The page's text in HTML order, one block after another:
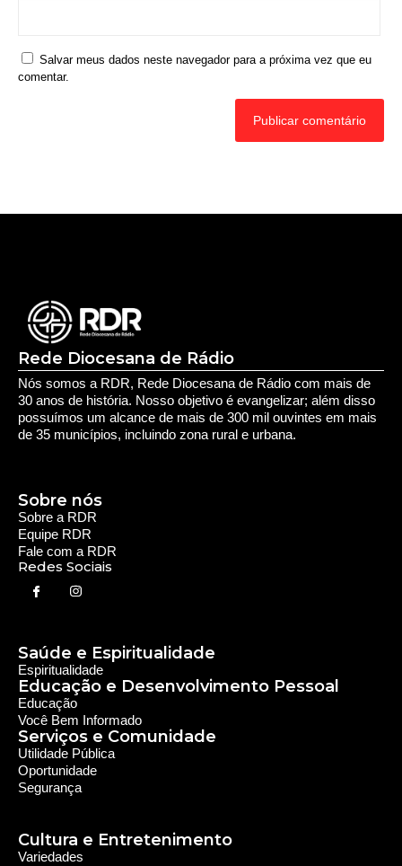
Salvar meus dados neste navegador para a próxima vez que eu
comentar.
Rede Diocesana de Rádio
Nós somos a RDR, Rede Diocesana de Rádio com mais de
30 anos de história. Nosso objetivo é evangelizar; além disso
possuímos um alcance de mais de 300 mil ouvintes em mais
de 35 municípios, incluindo zona rural e urbana.
Sobre a RDR
Equipe RDR
Fale com a RDR
Redes Sociais
Sobre nós
Saúde e Espiritualidade
Espiritualidade
Educação e Desenvolvimento Pessoal
Educação
Você Bem Informado
Serviços e Comunidade
Utilidade Pública
Oportunidade
Segurança
Cultura e Entretenimento
Variedades